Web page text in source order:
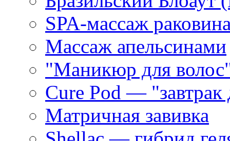
SPA-массаж
Массаж апельсинами
"Маникюр для
Cure Pod — "завтрак
Матричная завивка